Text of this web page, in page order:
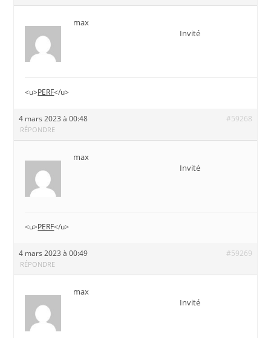
max
Invité
<u>PERF</u>
4 mars 2023 à 00:48 #59268
RÉPONDRE
max
Invité
<u>PERF</u>
4 mars 2023 à 00:49 #59269
RÉPONDRE
max
Invité